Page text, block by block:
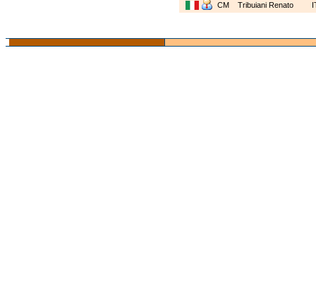
CM
Tribuiani Renato